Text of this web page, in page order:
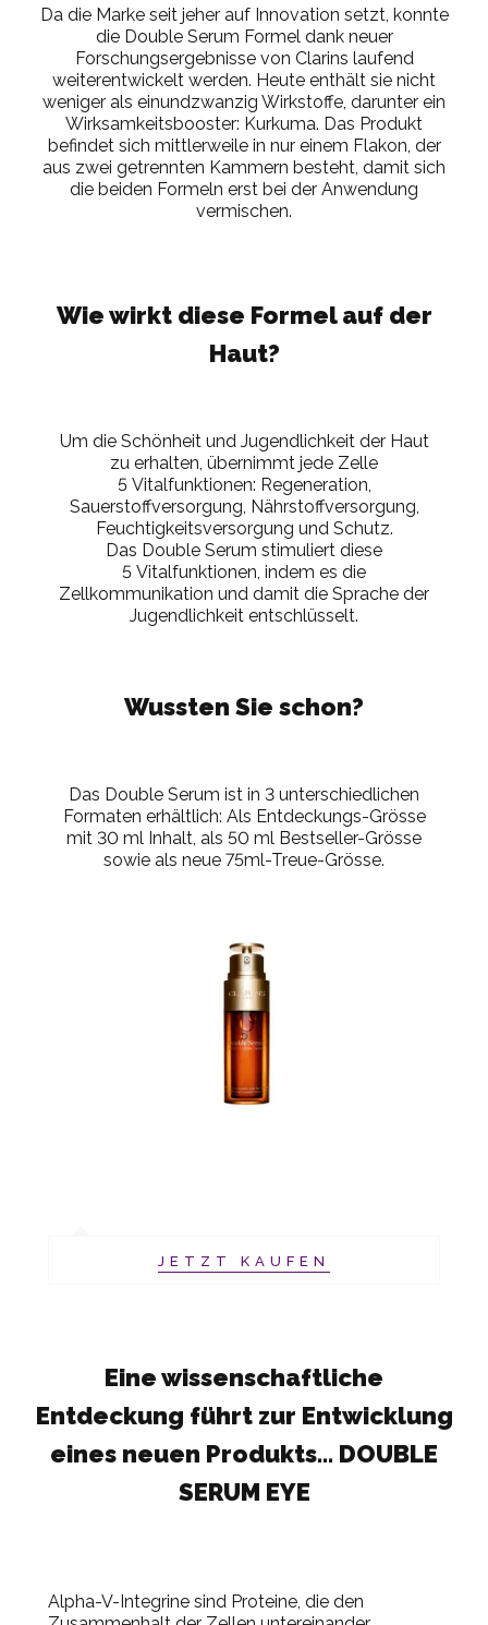
Da die Marke seit jeher auf Innovation setzt, konnte
die Double Serum Formel dank neuer
Forschungsergebnisse von Clarins laufend
weiterentwickelt werden. Heute enthält sie nicht
weniger als einundzwanzig Wirkstoffe, darunter ein
Wirksamkeitsbooster: Kurkuma. Das Produkt
befindet sich mittlerweile in nur einem Flakon, der
aus zwei getrennten Kammern besteht, damit sich
die beiden Formeln erst bei der Anwendung
vermischen.
Wie wirkt diese Formel auf der
Haut?
Um die Schönheit und Jugendlichkeit der Haut
zu erhalten, übernimmt jede Zelle
5 Vitalfunktionen: Regeneration,
Sauerstoffversorgung, Nährstoffversorgung,
Feuchtigkeitsversorgung und Schutz.
Das Double Serum stimuliert diese
5 Vitalfunktionen, indem es die
Zellkommunikation und damit die Sprache der
Jugendlichkeit entschlüsselt.
Wussten Sie schon?
Das Double Serum ist in 3 unterschiedlichen
Formaten erhältlich: Als Entdeckungs-Grösse
mit 30 ml Inhalt, als 50 ml Bestseller-Grösse
sowie als neue 75ml-Treue-Grösse.
JETZT KAUFEN
Eine wissenschaftliche
Entdeckung führt zur Entwicklung
eines neuen Produkts… DOUBLE
SERUM EYE
Alpha-V-Integrine sind Proteine, die den